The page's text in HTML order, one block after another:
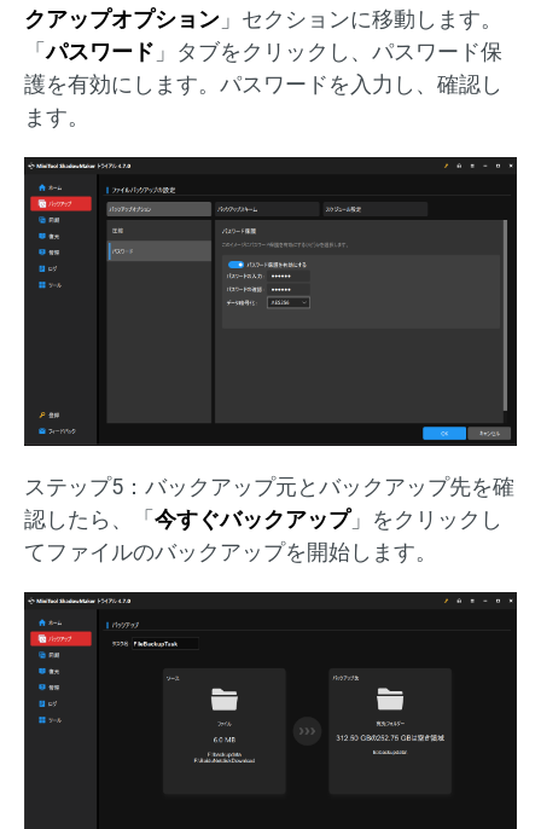
クアップオプション 」セクションに移動します。
「パスワード 」タブをクリックし、パスワード保
護を有効にします。パスワードを入力し、確認し
ます。
ステップ5：バックアップ元とバックアップ先を確
認したら、「 今すぐバックアップ」をクリックし
てファイルのバックアップを開始します。